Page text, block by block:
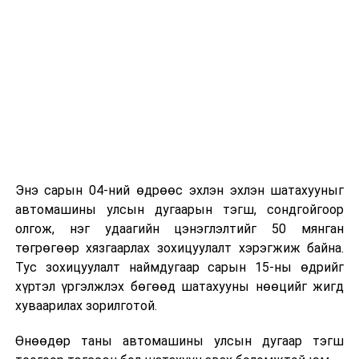
Энэ сарын 04-ний өдрөөс эхлэн эхлэн шатахууныг
автомашины улсын дугаарын тэгш, сондгойгоор
олгож, нэг удаагийн цэнэглэлтийг 50 мянган
төгрөгөөр хязгаарлах зохицуулалт хэрэгжиж байна.
Тус зохицуулалт наймдугаар сарын 15-ны өдрийг
хүртэл үргэлжлэх бөгөөд шатахууны нөөцийг жигд
хуваарилах зорилготой.
Өнөөдөр таны автомашины улсын дугаар тэгш